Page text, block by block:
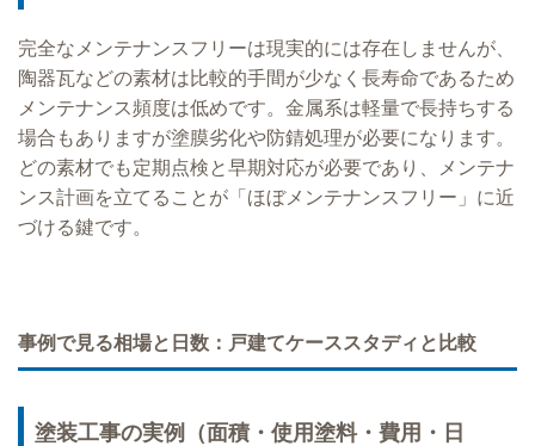
完全なメンテナンスフリーは現実的には存在しませんが、
陶器瓦などの素材は比較的手間が少なく長寿命であるため
メンテナンス頻度は低めです。金属系は軽量で長持ちする
場合もありますが塗膜劣化や防錆処理が必要になります。
どの素材でも定期点検と早期対応が必要であり、メンテナ
ンス計画を立てることが「ほぼメンテナンスフリー」に近
づける鍵です。
事例で見る相場と日数：戸建てケーススタディと比較
塗装工事の実例（面積・使用塗料・費用・日